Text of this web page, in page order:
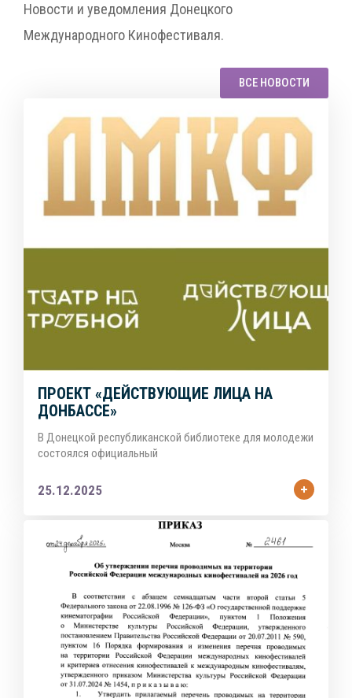
Новости и уведомления Донецкого
Международного Кинофестиваля.
ВСЕ НОВОСТИ
ПРОЕКТ «ДЕЙСТВУЮЩИЕ ЛИЦА НА
ДОНБАССЕ»
В Донецкой республиканской библиотеке для молодежи
состоялся официальный
25.12.2025